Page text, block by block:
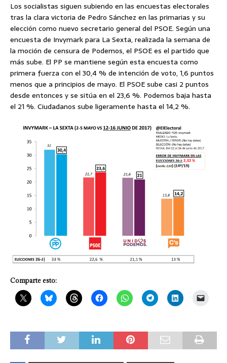
Los socialistas siguen subiendo en las encuestas electorales
tras la clara victoria de Pedro Sánchez en las primarias y su
elección como nuevo secretario general del PSOE. Según una
encuesta de Invymark para La Sexta, realizada la semana de
la moción de censura de Podemos, el PSOE es el partido que
más sube. El PP se mantiene según esta encuesta como
primera fuerza con el 30,4 % de intención de voto, 1,6 puntos
menos que a principios de mayo. El PSOE sube casi 2 puntos
desde entonces y se sitúa en el 23,6 %. Podemos baja hasta
el 21 %. Ciudadanos sube ligeramente hasta el 14,2 %.
Comparte esto: